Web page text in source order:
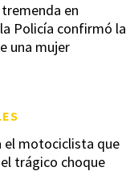
en
Policía confirmó la
una mujer
el motociclista que
trágico choque